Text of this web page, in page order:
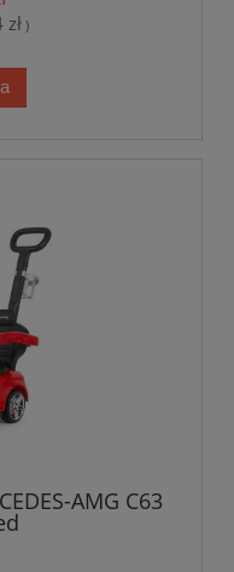
)
AMG C63